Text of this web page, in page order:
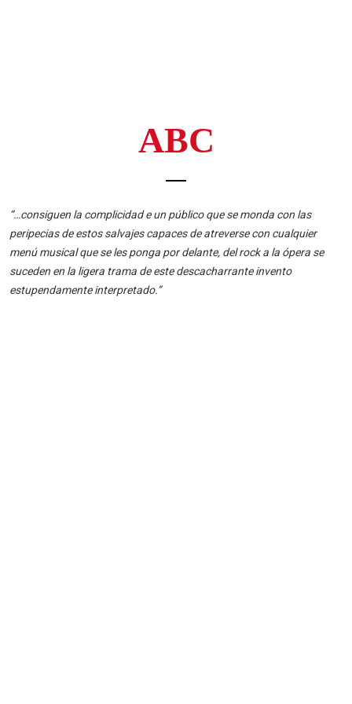
ABC
“…consiguen la complicidad e un público que se monda con las
peripecias de estos salvajes capaces de atreverse con cualquier
menú musical que se les ponga por delante, del rock a la ópera se
suceden en la ligera trama de este descacharrante invento
estupendamente interpretado.”